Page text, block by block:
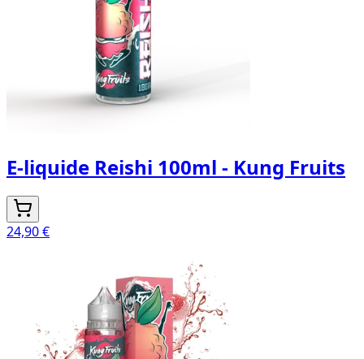
E-liquide Reishi 100ml - Kung Fruits
24,90 €